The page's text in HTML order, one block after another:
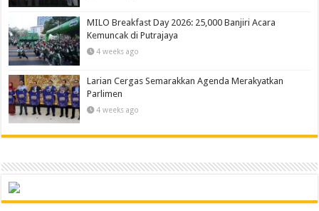
MILO Breakfast Day 2026: 25,000 Banjiri Acara
Kemuncak di Putrajaya
4 weeks ago
Larian Cergas Semarakkan Agenda Merakyatkan
Parlimen
4 weeks ago